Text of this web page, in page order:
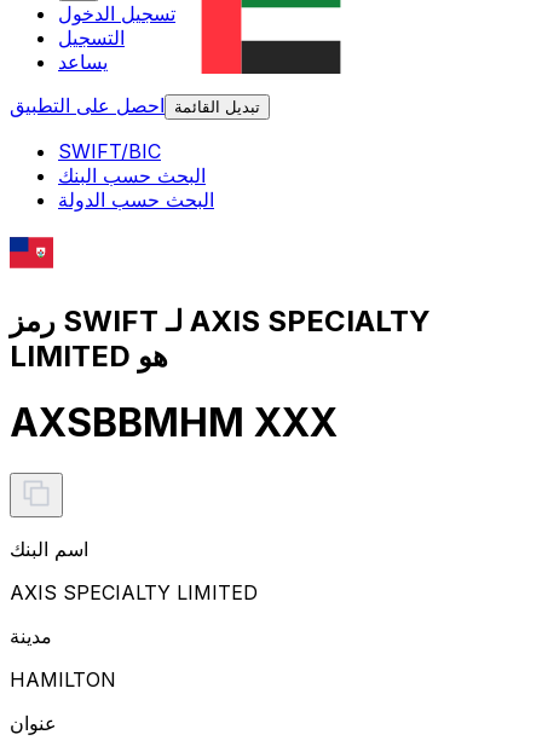
تسجيل الدخول
التسجيل
يساعد
احصل على التطبيق
تبديل القائمة
SWIFT/BIC
البحث حسب البنك
البحث حسب الدولة
رمز SWIFT لـ AXIS SPECIALTY
LIMITED هو
AXSBBMHM XXX
اسم البنك
AXIS SPECIALTY LIMITED
مدينة
HAMILTON
عنوان